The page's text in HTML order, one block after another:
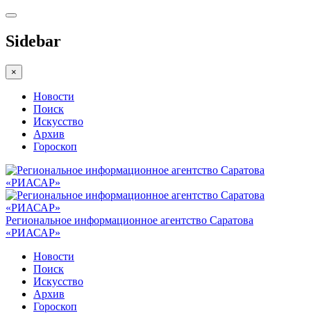
Sidebar
×
Новости
Поиск
Искусство
Архив
Гороскоп
Региональное информационное агентство Саратова
«РИАСАР»
Новости
Поиск
Искусство
Архив
Гороскоп